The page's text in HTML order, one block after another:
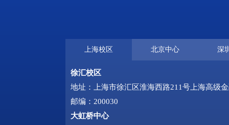
上海校区 北京中心 深
徐汇校区
地址：上海市徐汇区淮海西路211号上海高级
邮编：200030
大虹桥中心